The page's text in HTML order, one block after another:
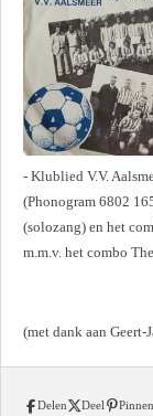
- Klublied V.V.
(Phonogram 6802
(solozang) en het
m.m.v. het combo
(met dank aan Geert-
Delen Deel Pinnen